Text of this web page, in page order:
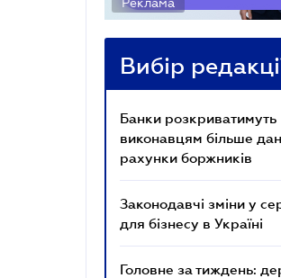
Вибір
Банки розкриватимуть
виконавцям більше
рахунки боржників
Законодавчі зміни у
для бізнесу в Україні
Головне за тиждень: